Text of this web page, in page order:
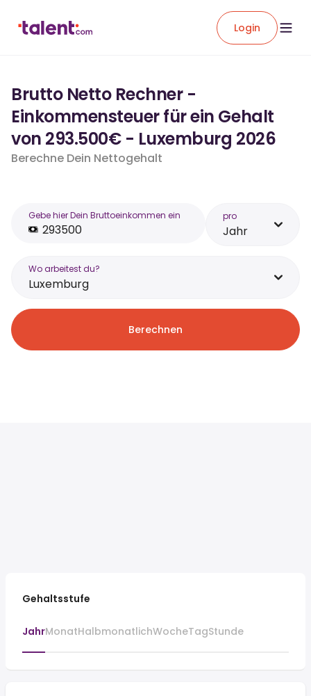
Login
Brutto Netto Rechner -
Einkommensteuer für ein Gehalt
von 293.500€ - Luxemburg 2026
Berechne Dein Nettogehalt
Gebe hier Dein Bruttoeinkommen ein pro
Jahr
Wo arbeitest du?
Luxemburg
Berechnen
Gehaltsstufe
JahrMonatHalbmonatlichWocheTagStunde